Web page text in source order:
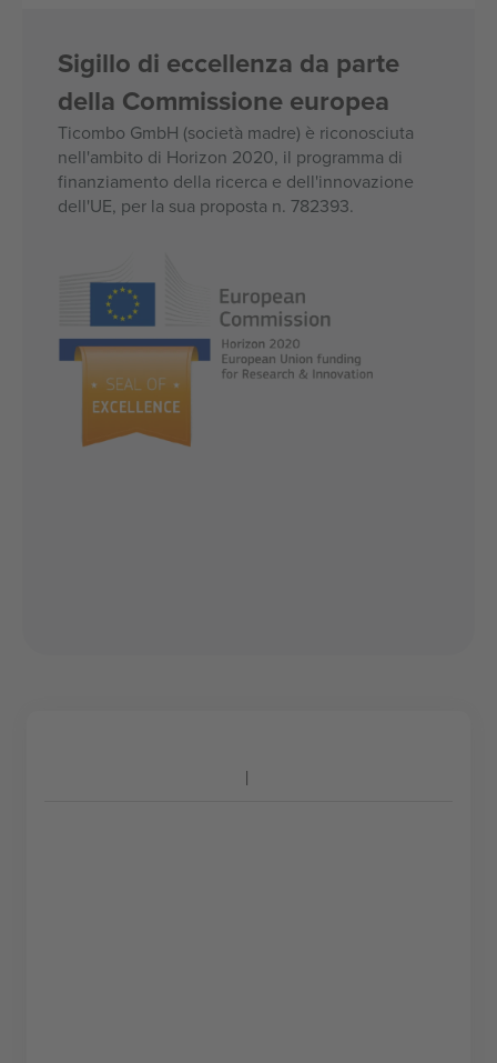
Sigillo di eccellenza da parte
della Commissione europea
Ticombo GmbH (società madre) è riconosciuta
nell'ambito di Horizon 2020, il programma di
finanziamento della ricerca e dell'innovazione
dell'UE, per la sua proposta n. 782393.